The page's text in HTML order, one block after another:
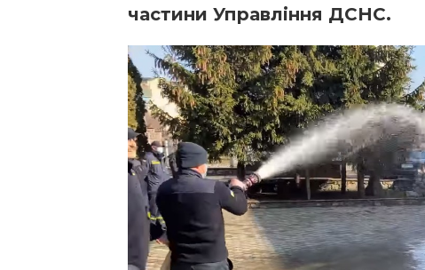
частини Управління ДСНС.